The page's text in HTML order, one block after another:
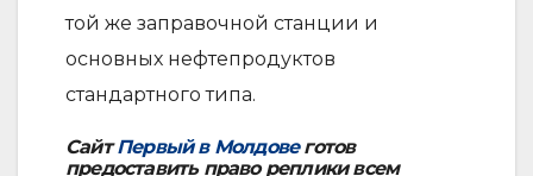
той же заправочной станции и
основных нефтепродуктов
стандартного типа.
СайтПервый в Молдовеготов
предоставить право реплики всем